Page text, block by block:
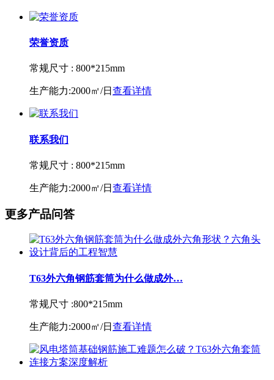
荣誉资质
常规尺寸 : 800*215mm
生产能力:2000㎡/日 查看详情
联系我们
常规尺寸 : 800*215mm
生产能力:2000㎡/日 查看详情
更多产品问答
T63外六角钢筋套筒为什么做成外…
常规尺寸 :800*215mm
生产能力:2000㎡/日 查看详情